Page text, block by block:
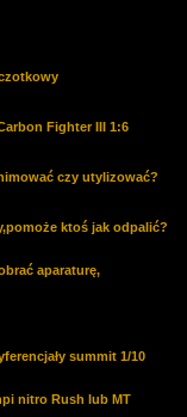
Fighter III 1:6
czy utylizować?
ktoś jak odpalić?
aparaturę,
summit 1/10
nitro Rush lub MT